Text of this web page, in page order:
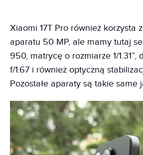
Xiaomi 17T Pro również korzysta
aparatu 50 MP, ale mamy tutaj
950, matrycę o rozmiarze 1/1.31”,
f/1.67 i również optyczną
Pozostałe aparaty są takie same